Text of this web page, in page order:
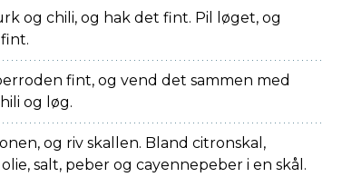
og chili, og hak det fint. Pil løget, og
fint, og vend det sammen med
og løg.
og riv skallen. Bland citronskal,
salt, peber og cayennepeber i en skål.